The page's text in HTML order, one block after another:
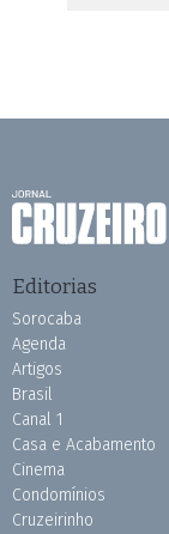
Editorias
Sorocaba
Agenda
Artigos
Brasil
Canal 1
Casa e Acabamento
Cinema
Condomínios
Cruzeirinho